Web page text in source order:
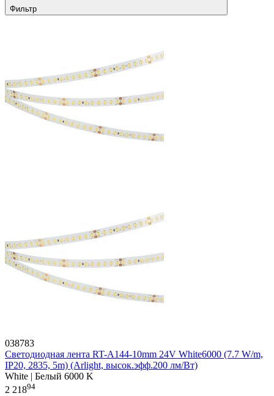
Фильтр
038783
Светодиодная лента RT-A144-10mm 24V White6000 (7.7 W/m,
IP20, 2835, 5m) (Arlight, высок.эфф.200 лм/Вт)
White | Белый 6000 K
2 21894